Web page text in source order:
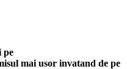
pe
mai usor invatand de pe